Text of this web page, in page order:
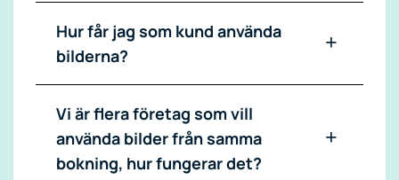
Hur får jag som kund använda
bilderna?
Vi är flera företag som vill
använda bilder från samma
bokning, hur fungerar det?